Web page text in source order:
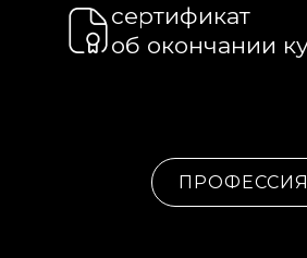
ПРОФЕССИЯ
на портале hh.ru
100